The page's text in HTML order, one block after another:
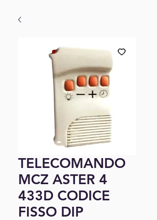
TELECOMANDO
MCZ ASTER 4
433D CODICE
FISSO DIP